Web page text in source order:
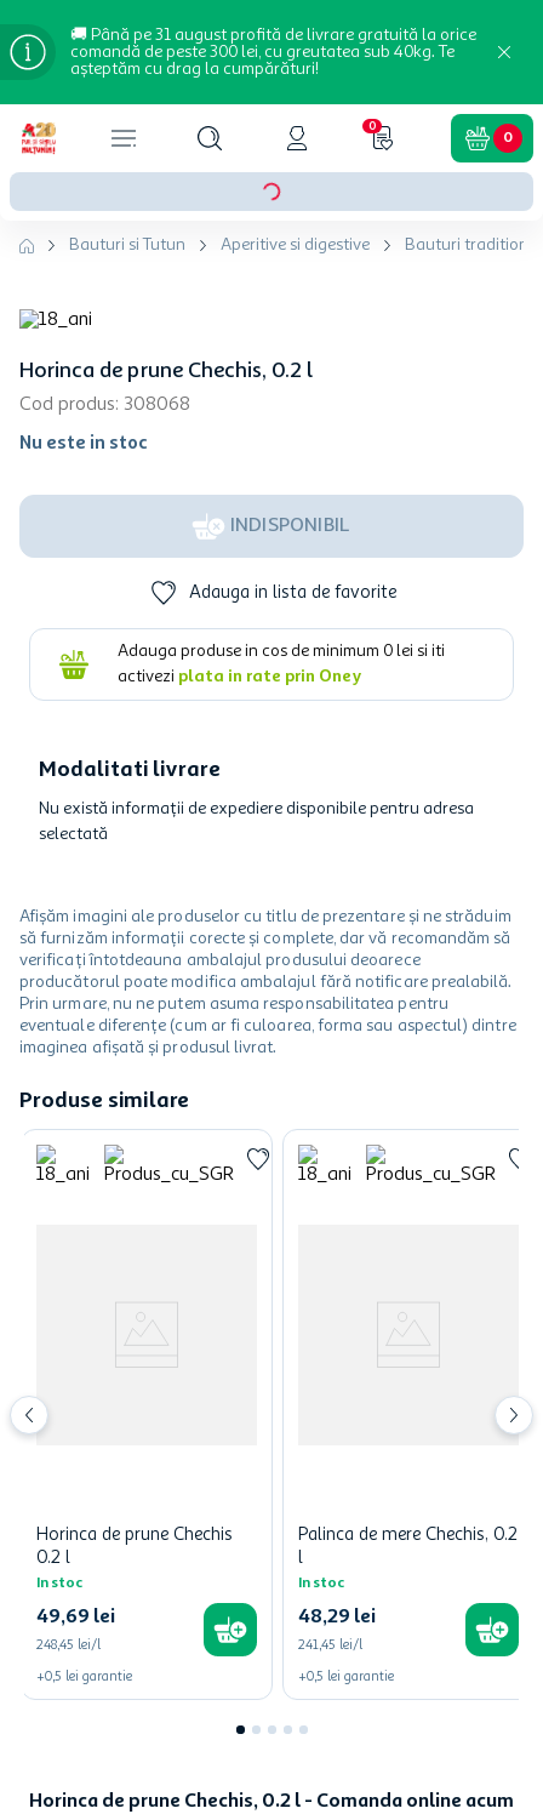
🚚 Până pe 31 august profită de livrare gratuită la orice
comandă de peste 300 lei, cu greutatea sub 40kg. Te
așteptăm cu drag la cumpărături!
0
0
Bauturi si Tutun Aperitive si digestive Bauturi
Horinca de prune Chechis, 0.2 l
Cod produs: 308068
Nu este in stoc
INDISPONIBIL
Adauga in lista de favorite
Adauga produse in cos de minimum 0 lei si iti
activezi plata in rate prin Oney
Modalitati livrare
Nu există informații de expediere disponibile pentru adresa
selectată
Afișăm imagini ale produselor cu titlu de prezentare și ne străduim
să furnizăm informații corecte și complete, dar vă recomandăm să
verificați întotdeauna ambalajul produsului deoarece
producătorul poate modifica ambalajul fără notificare prealabilă.
Prin urmare, nu ne putem asuma responsabilitatea pentru
eventuale diferențe (cum ar fi culoarea, forma sau aspectul) dintre
imaginea afișată și produsul livrat.
Produse similare
Horinca de prune Chechis
0.2 l
In stoc
49,69 lei
248,45 lei/l
+0,5 lei garantie
Palinca de mere Chechis, 0.2
l
In stoc
48,29 lei
241,45 lei/l
+0,5 lei garantie
Horinca de prune Chechis, 0.2 l - Comanda online acum